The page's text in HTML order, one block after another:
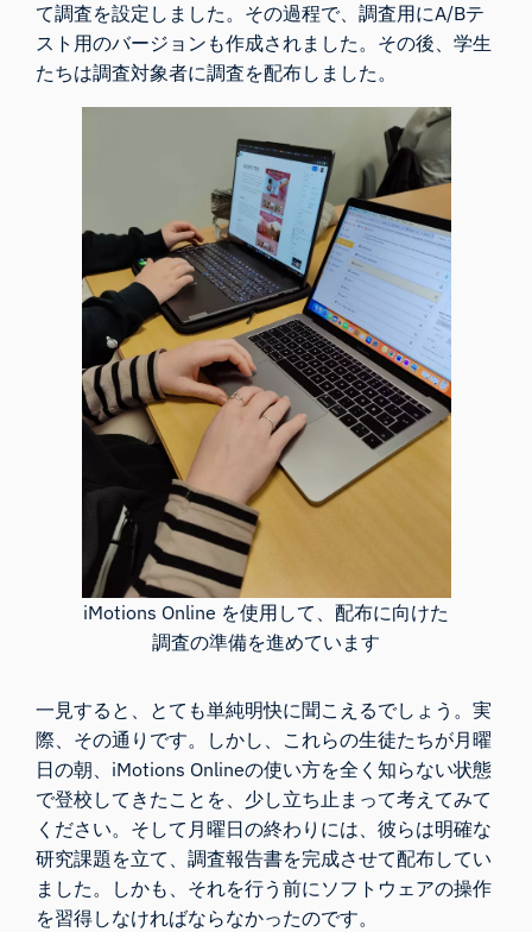
て調査を設定しました。その過程で、調査用にA/Bテ
スト用のバージョンも作成されました。その後、学生
たちは調査対象者に調査を配布しました。
iMotions Online を使用して、配布に向けた
調査の準備を進めています
一見すると、とても単純明快に聞こえるでしょう。実
際、その通りです。しかし、これらの生徒たちが月曜
日の朝、iMotions Onlineの使い方を全く知らない状態
で登校してきたことを、少し立ち止まって考えてみて
ください。そして月曜日の終わりには、彼らは明確な
研究課題を立て、調査報告書を完成させて配布してい
ました。しかも、それを行う前にソフトウェアの操作
を習得しなければならなかったのです。